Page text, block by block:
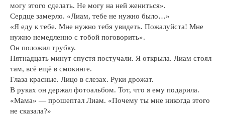
могу этого сделать. Не могу на ней жениться».
Сердце замерло. «Лиам, тебе не нужно было…»
«Я еду к тебе. Мне нужно тебя увидеть. Пожалуйста! Мне
нужно немедленно с тобой поговорить».
Он положил трубку.
Пятнадцать минут спустя постучали. Я открыла. Лиам стоял
там, всё ещё в смокинге.
Глаза красные. Лицо в слезах. Руки дрожат.
В руках он держал фотоальбом. Тот, что я ему подарила.
«Мама» — прошептал Лиам. «Почему ты мне никогда этого
не сказала?»